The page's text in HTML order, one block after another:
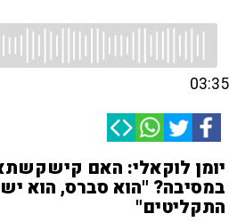
03:35
יומן לוקאלי: האם
במסיבה? "הוא סברס, הוא
התקליטים"